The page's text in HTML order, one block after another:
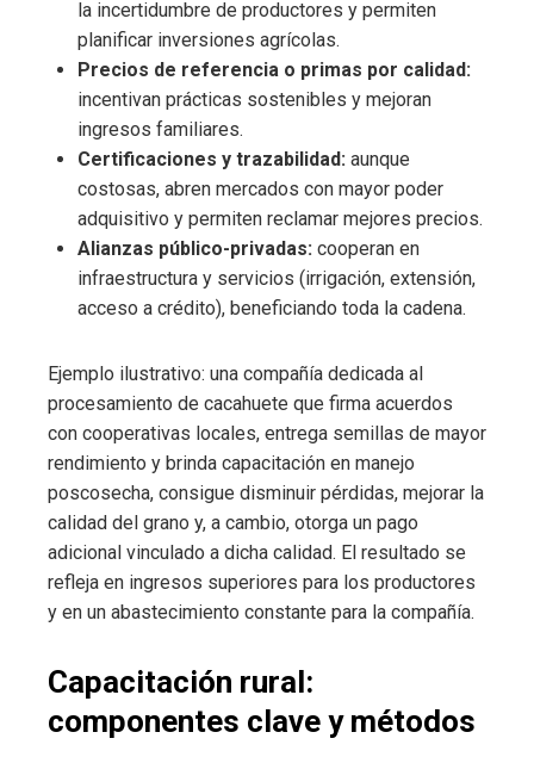
la incertidumbre de productores y permiten
planificar inversiones agrícolas.
Precios de referencia o primas por calidad:
incentivan prácticas sostenibles y mejoran
ingresos familiares.
Certificaciones y trazabilidad: aunque
costosas, abren mercados con mayor poder
adquisitivo y permiten reclamar mejores precios.
Alianzas público-privadas: cooperan en
infraestructura y servicios (irrigación, extensión,
acceso a crédito), beneficiando toda la cadena.
Ejemplo ilustrativo: una compañía dedicada al
procesamiento de cacahuete que firma acuerdos
con cooperativas locales, entrega semillas de mayor
rendimiento y brinda capacitación en manejo
poscosecha, consigue disminuir pérdidas, mejorar la
calidad del grano y, a cambio, otorga un pago
adicional vinculado a dicha calidad. El resultado se
refleja en ingresos superiores para los productores
y en un abastecimiento constante para la compañía.
Capacitación rural:
componentes clave y métodos